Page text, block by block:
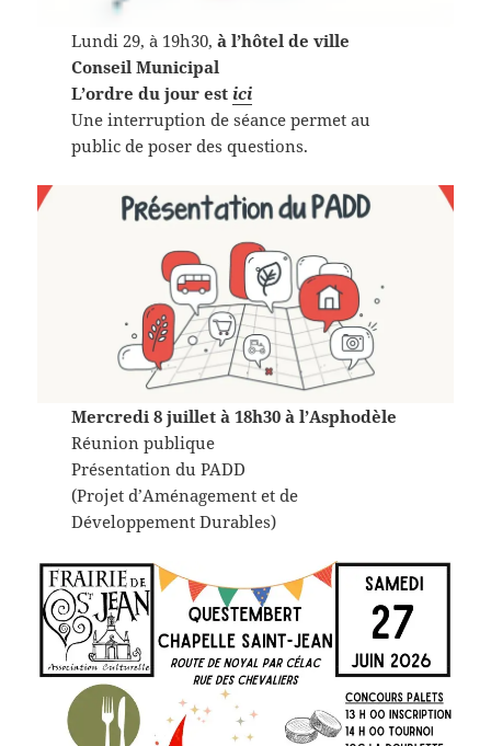
Lundi 29, à 19h30, à l’hôtel de ville
Conseil Municipal
L’ordre du jour est ici
Une interruption de séance permet au
public de poser des questions.
Mercredi 8 juillet à 18h30 à l’Asphodèle
Réunion publique
Présentation du PADD
(Projet d’Aménagement et de
Développement Durables)